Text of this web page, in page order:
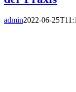
admin2022-06-